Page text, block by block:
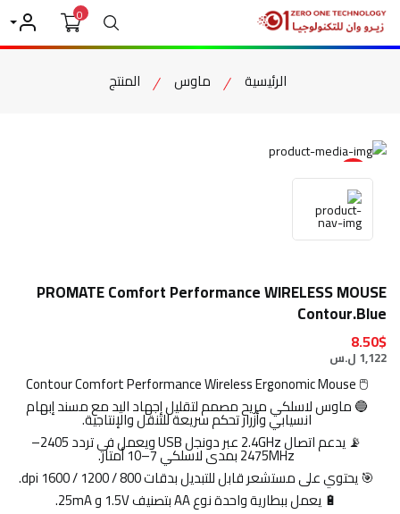
بحث0
حسابي
الرئيسية ماوس المنتج
item view
PROMATE Comfort Performance WIRELESS MOUSE
Contour.Blue
8.50$
1,122 ل.س
🖱️ Contour Comfort Performance Wireless Ergonomic Mouse
🔵 ماوس لاسلكي مريح مصمم لتقليل إجهاد اليد مع مسند إبهام
انسيابي وأزرار تحكم سريعة للتنقل والإنتاجية.
📡 يدعم اتصال 2.4GHz عبر دونجل USB ويعمل في تردد 2405–
2475MHz بمدى لاسلكي 7–10 أمتار.
🎯 يحتوي على مستشعر قابل للتبديل بدقات 800 / 1200 / 1600 dpi.
🔋 يعمل ببطارية واحدة نوع AA بتصنيف 1.5V و 25mA.